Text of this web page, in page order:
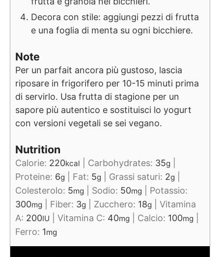
Decora con stile: aggiungi pezzi di frutta
e una foglia di menta su ogni bicchiere.
Note
Per un parfait ancora più gustoso, lascia
riposare in frigorifero per 10-15 minuti prima
di servirlo. Usa frutta di stagione per un
sapore più autentico e sostituisci lo yogurt
con versioni vegetali se sei vegano.
Nutrition
Calorie: 220kcal Carbohydrates: 35g
Proteine: 6g Fat: 5g Grassi saturi: 2g
Colesterolo: 5mg Sodio: 50mg
Potassio:
300mg Fiber: 3g Zucchero: 18g
Vitamina
A: 200IU Vitamina C: 40mg Calcio: 100mg
Ferro: 1mg